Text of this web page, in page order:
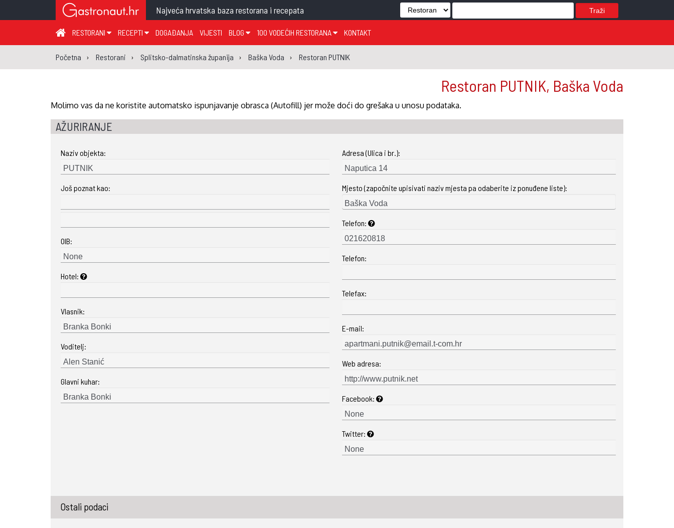
Najveća hrvatska baza restorana i recepata Traži
RESTORANI
ZAGREB I ZAGREBAČKA ŽUPANIJA
KRAPINSKO-ZAGORSKA ŽUPANIJA
MEĐIMURSKA ŽUPANIJA
SISAČKO-MOSLAVAČKA ŽUPANIJA
KOPRIVNIČKO-KRIŽEVAČKA ŽUPANIJA
BJELOVARSKO-BILOGORSKA ŽUPANIJA
PRIMORSKO-GORANSKA ŽUPANIJA
LIČKO-SENJSKA ŽUPANIJA
BRODSKO-POSAVSKA ŽUPANIJA
OSJEČKO-BARANJSKA ŽUPANIJA
ŠIBENSKO-KNINSKA ŽUPANIJA
VUKOVARSKO-SRIJEMSKA ŽUPANIJA
SPLITSKO-DALMATINSKA ŽUPANIJA
ISTARSKA ŽUPANIJA
DUBROVAČKO-NERETVANSKA ŽUPANIJA
RECEPTI
JUHA
PREDJELO
GLAVNO JELO
MEĐUJELO
SALATA
DESERT
PIZZA
NAPICI
DOGAĐANJA VIJESTI BLOG
TEMA TJEDNA
ZANIMLJIVOSTI
KLUB
GASTRO REGIJE
100 VODEĆIH RESTORANA
GLASANJE KNJIGE
KONTAKT
Početna Restorani Splitsko-dalmatinska županija Baška Voda Restoran PUTNIK
Restoran PUTNIK, Baška Voda
Molimo vas da ne koristite automatsko ispunjavanje obrasca (Autofill) jer može doći do grešaka u unosu podataka.
AŽURIRANJE
Naziv objekta:
Još poznat kao:
OIB:
Hotel:
Vlasnik:
Voditelj:
Glavni kuhar:
Adresa (Ulica i br.):
Mjesto (započnite upisivati naziv mjesta pa odaberite iz ponuđene liste):
Telefon:
Telefon:
Telefax:
E-mail:
Web adresa:
Facebook:
Twitter:
Ostali podaci